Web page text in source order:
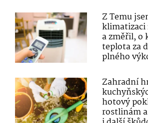
Z Temu
klimatizaci
a změřil, o
teplota za
plného
Zahradní
hotový
rostlinám